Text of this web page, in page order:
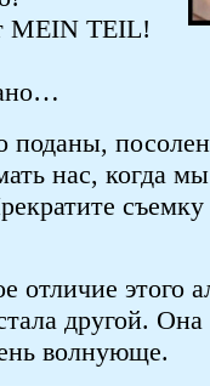
MEIN TEIL!
поданы,
нас, когда
этого
другой.
волнующе.